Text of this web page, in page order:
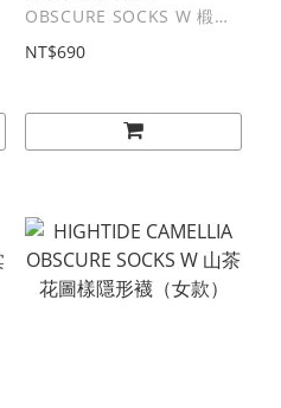
OBSCURE SOCKS W 椴樹
NT$690